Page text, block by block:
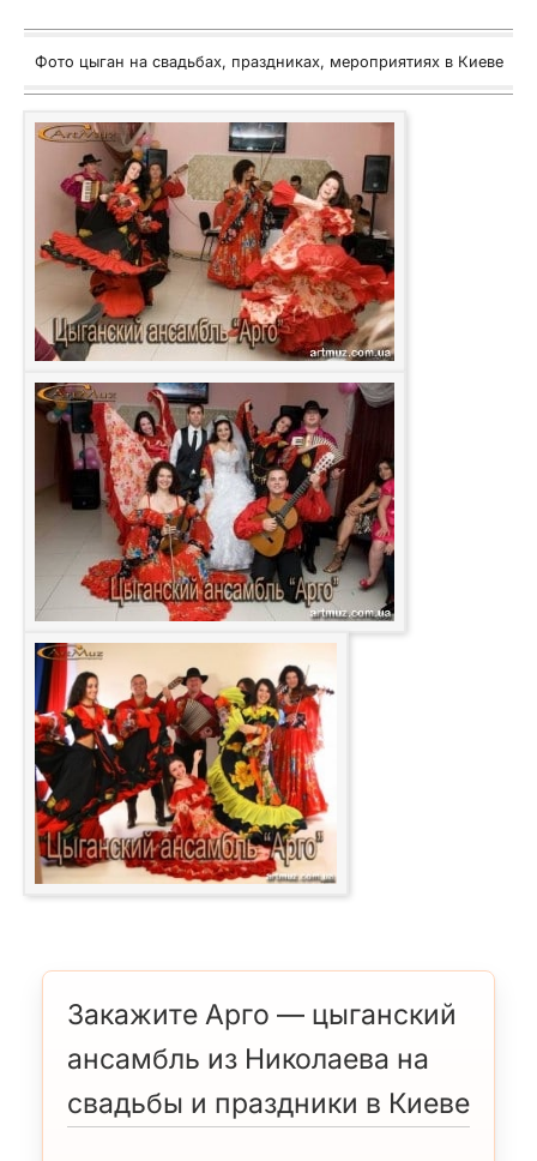
Фото цыган на свадьбах, праздниках, мероприятиях в Киеве
Закажите Арго — цыганский
ансамбль из Николаева на
свадьбы и праздники в Киеве